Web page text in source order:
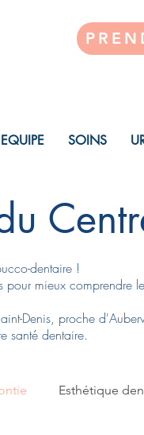
EQUIPE SOINS
dentaire !
mieux comprendre
Denis, proche
santé dentaire.
Esthétique